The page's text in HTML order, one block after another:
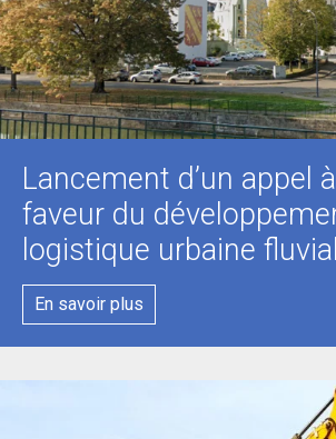
Lancement d’un appel
faveur du
logistique urbaine
En savoir plus